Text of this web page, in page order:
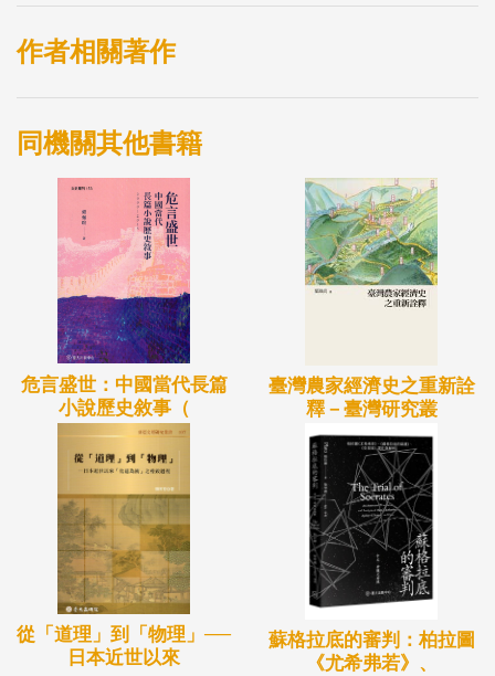
合，同時在文本著作的形制上也相互影響，進一步形
成各類解釋的類型。本書收錄之二十八篇文章，是國
合後的文本傳抄現象，引領讀者重新思索先秦思想史
之全貌。
作者相關著作
同機關其他書籍
危言盛世：中國當代長篇
小說歷史敘事（
臺灣農家經濟史之重新詮
釋－臺灣研究叢
從「道理」到「物理」──
日本近世以來
蘇格拉底的審判：柏拉圖
《尤希弗若》、